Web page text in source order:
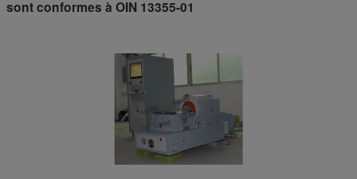
sont conformes à OIN 13355-01